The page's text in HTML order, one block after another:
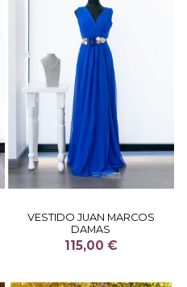
VESTIDO JUAN MARCOS
DAMAS
115,00 €